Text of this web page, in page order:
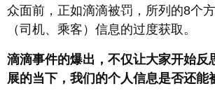
众面前，正如滴滴被罚，所列的8个
（司机、乘客）信息的过度获取。
滴滴事件的爆出，不仅让大家开始反
展的当下，我们的个人信息是否还能